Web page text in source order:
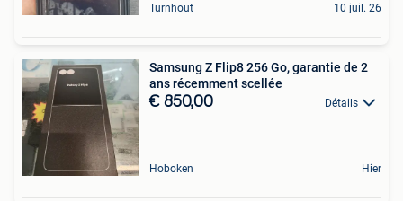
Turnhout 10 juil. 26
Samsung Z Flip8 256 Go, garantie de 2
ans récemment scellée
€ 850,00 Détails
Hoboken Hier